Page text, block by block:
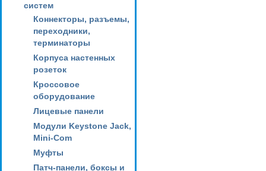
систем
Коннекторы, разъемы,
переходники,
терминаторы
Корпуса настенных
розеток
Кроссовое
оборудование
Лицевые панели
Модули Keystone Jack,
Mini-Com
Муфты
Патч-панели, боксы и